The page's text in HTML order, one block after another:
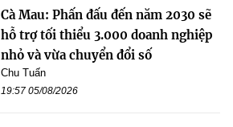
Cà Mau: Phấn đấu đến năm 2030 sẽ
hỗ trợ tối thiểu 3.000 doanh nghiệp
nhỏ và vừa chuyển đổi số
Chu Tuấn
19:57 05/08/2026